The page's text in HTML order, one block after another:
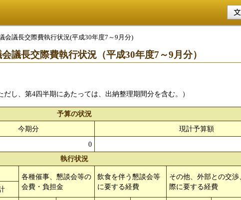
文字サイズ変更
会議長交際費執行状況(平成30年度7～9月分)
議長交際費執行状況（平成30年度7～9月分）
し、第4四半期にあたっては、出納整理期間分を含む。）
予算の状況
今期分
現計予算額
0
執行状況
各種催事、懇談会等の
会費・負担金
飲食を伴う懇談会等
に要する経費
その他、外部との交渉
際に要する経費